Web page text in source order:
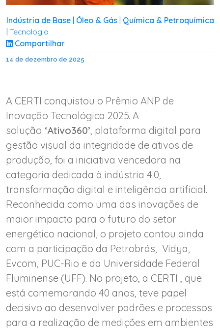
Indústria de Base| Óleo & Gás Química & Petroquímica
Tecnologia
Compartilhar
14 de dezembro de 2025
A CERTI conquistou o Prêmio ANP de
Inovação Tecnológica 2025. A
solução ‘Ativo360’ , plataforma digital para
gestão visual da integridade de ativos de
produção, foi a iniciativa vencedora na
categoria dedicada à indústria 4.0,
transformação digital e inteligência artificial.
Reconhecida como uma das inovações de
maior impacto para o futuro do setor
energético nacional, o projeto contou ainda
com a participação da Petrobrás, Vidya,
Evcom, PUC-Rio e da Universidade Federal
Fluminense (UFF). No projeto, a CERTI , que
está comemorando 40 anos, teve papel
decisivo ao desenvolver padrões e processos
para a realização de medições em ambientes